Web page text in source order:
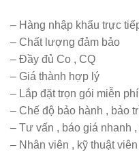
– Hàng nhập khẩu trực
– Chất lượng đảm bảo
– Đầy đủ Co , CQ
– Giá thành hợp lý
– Lắp đặt trọn gói miễn
– Chế độ bảo hành , bảo
– Tư vấn , báo giá nhanh
– Nhân viên , kỹ thuật